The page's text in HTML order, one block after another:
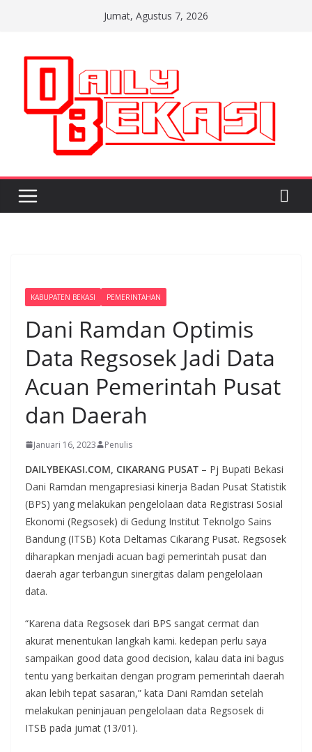
Jumat, Agustus 7, 2026
KABUPATEN BEKASI PEMERINTAHAN
Dani Ramdan Optimis
Data Regsosek Jadi Data
Acuan Pemerintah Pusat
dan Daerah
Januari 16, 2023 Penulis
DAILYBEKASI.COM, CIKARANG PUSAT – Pj Bupati Bekasi
Dani Ramdan mengapresiasi kinerja Badan Pusat Statistik
(BPS) yang melakukan pengelolaan data Registrasi Sosial
Ekonomi (Regsosek) di Gedung Institut Teknolgo Sains
Bandung (ITSB) Kota Deltamas Cikarang Pusat. Regsosek
diharapkan menjadi acuan bagi pemerintah pusat dan
daerah agar terbangun sinergitas dalam pengelolaan
data.
“Karena data Regsosek dari BPS sangat cermat dan
akurat menentukan langkah kami. kedepan perlu saya
sampaikan good data good decision, kalau data ini bagus
tentu yang berkaitan dengan program pemerintah daerah
akan lebih tepat sasaran,” kata Dani Ramdan setelah
melakukan peninjauan pengelolaan data Regsosek di
ITSB pada jumat (13/01).